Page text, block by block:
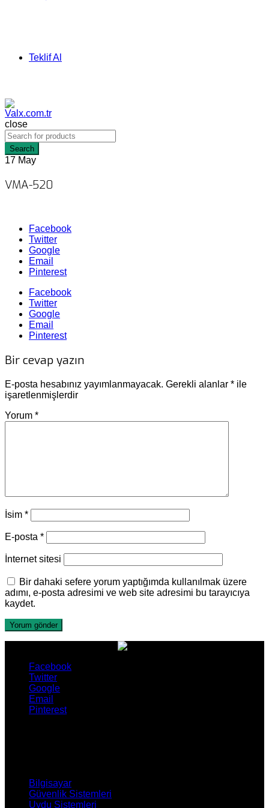
Teklif Al
close
Search
17 May
VMA-520
Facebook
Twitter
Google
Email
Pinterest
Facebook
Twitter
Google
Email
Pinterest
Bir cevap yazın
E-posta hesabınız yayımlanmayacak. Gerekli alanlar * ile
işaretlenmişlerdir
Yorum *
İsim *
E-posta *
İnternet sitesi
Bir dahaki sefere yorum yaptığımda kullanılmak üzere
adımı, e-posta adresimi ve web site adresimi bu tarayıcıya
kaydet.
Facebook
Twitter
Google
Email
Pinterest
Bilgisayar
Güvenlik Sistemleri
Uydu Sistemleri